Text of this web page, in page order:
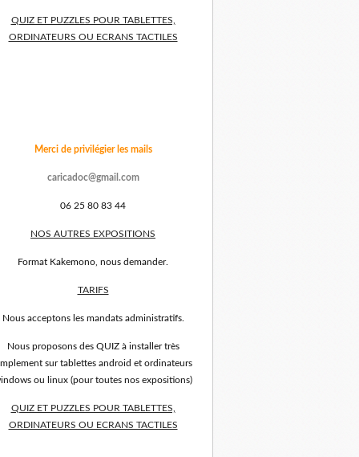
QUIZ ET PUZZLES POUR TABLETTES,
ORDINATEURS OU ECRANS TACTILES
Merci de privilégier les mails
caricadoc@gmail.com
06 25 80 83 44
NOS AUTRES EXPOSITIONS
Format Kakemono, nous demander.
TARIFS
Nous acceptons les mandats administratifs.
Nous proposons des QUIZ à installer très
sur tablettes android et ordinateurs
ou linux (pour toutes nos expositions)
QUIZ ET PUZZLES POUR TABLETTES,
ORDINATEURS OU ECRANS TACTILES